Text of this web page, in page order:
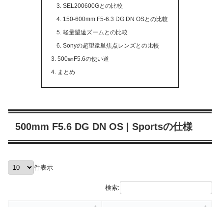
SEL200600Gとの比較
150-600mm F5-6.3 DG DN OSとの比較
軽量望遠ズームとの比較
Sonyの超望遠単焦点レンズとの比較
500㎜F5.6の使い道
まとめ
500mm F5.6 DG DN OS | Sportsの仕様
件表示
検索: